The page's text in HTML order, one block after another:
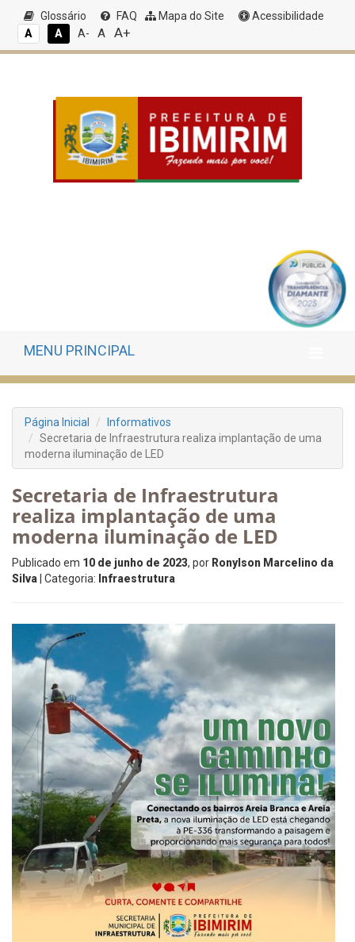
Glossário FAQ Mapa do Site
Acessibilidade
A
A A- A A+
MENU PRINCIPAL
Página Inicial
Informativos
Secretaria de Infraestrutura realiza implantação de uma
moderna iluminação de LED
Secretaria de Infraestrutura
realiza implantação de uma
moderna iluminação de LED
Publicado em 10 de junho de 2023, por Ronylson Marcelino da
Silva | Categoria: Infraestrutura